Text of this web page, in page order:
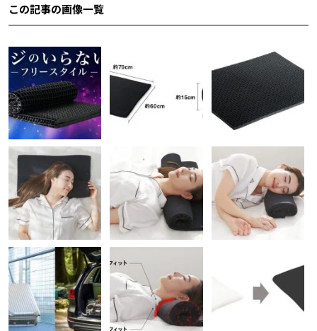
この記事の画像一覧